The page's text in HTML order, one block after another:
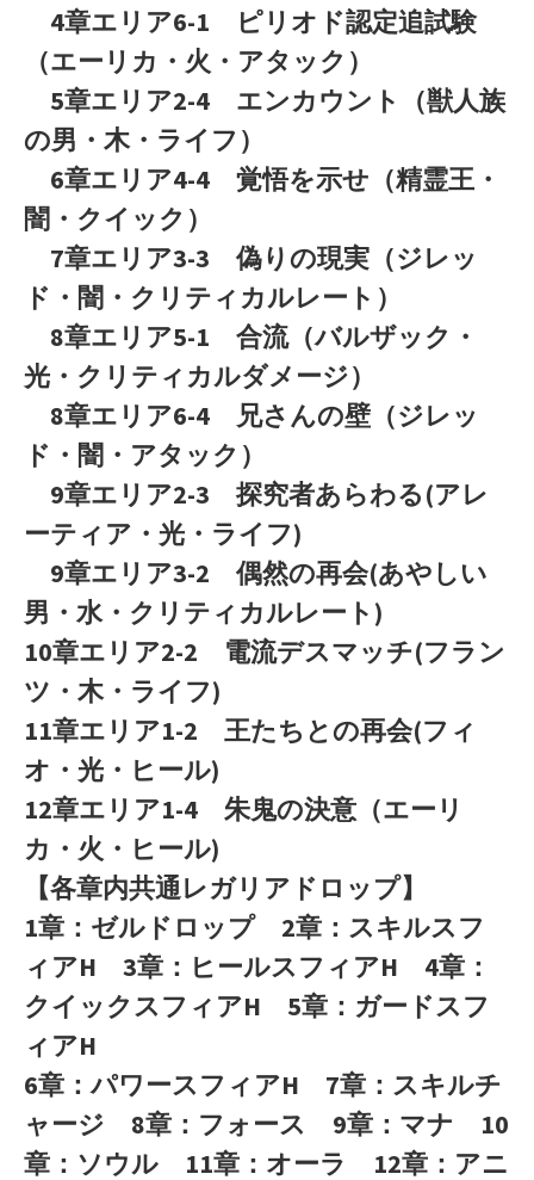
4章エリア6-1 ピリオド認定追試験
（エーリカ・火・アタック）
5章エリア2-4 エンカウント（獣人族
の男・木・ライフ）
6章エリア4-4 覚悟を示せ（精霊王・
闇・クイック）
7章エリア3-3 偽りの現実（ジレッ
ド・闇・クリティカルレート）
8章エリア5-1 合流（バルザック・
光・クリティカルダメージ）
8章エリア6-4 兄さんの壁（ジレッ
ド・闇・アタック）
9章エリア2-3 探究者あらわる(アレ
ーティア・光・ライフ)
9章エリア3-2 偶然の再会(あやしい
男・水・クリティカルレート)
10章エリア2-2 電流デスマッチ(フラン
ツ・木・ライフ)
11章エリア1-2 王たちとの再会(フィ
オ・光・ヒール)
12章エリア1-4 朱鬼の決意（エーリ
カ・火・ヒール)
【各章内共通レガリアドロップ】
1章：ゼルドロップ 2章：スキルスフ
ィアH 3章：ヒールスフィアH 4章：
クイックスフィアH 5章：ガードスフ
ィアH
6章：パワースフィアH 7章：スキルチ
ャージ 8章：フォース 9章：マナ 10
章：ソウル 11章：オーラ 12章：アニ